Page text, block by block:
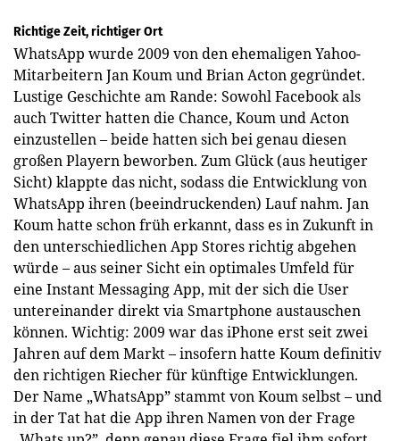
Richtige Zeit, richtiger Ort
WhatsApp wurde 2009 von den ehemaligen Yahoo-
Mitarbeitern Jan Koum und Brian ­Acton gegründet.
Lustige Geschichte am Rande: Sowohl Facebook als
auch Twitter hatten die Chance, Koum und Acton
einzustellen – beide hatten sich bei genau diesen
großen Playern beworben. Zum Glück (aus heutiger
Sicht) klappte das nicht, sodass die Entwicklung von
WhatsApp ihren (beeindruckenden) Lauf nahm. Jan
Koum hatte schon früh erkannt, dass es in Zukunft in
den unterschiedlichen App Stores richtig abgehen
würde – aus seiner Sicht ein optimales Umfeld für
eine Instant Messaging App, mit der sich die User
untereinander direkt via Smartphone austauschen
können. Wichtig: 2009 war das iPhone erst seit zwei
Jahren auf dem Markt – insofern hatte Koum definitiv
den richtigen Riecher für künftige Entwicklungen.
Der Name „WhatsApp” stammt von Koum selbst – und
in der Tat hat die App ihren Namen von der Frage